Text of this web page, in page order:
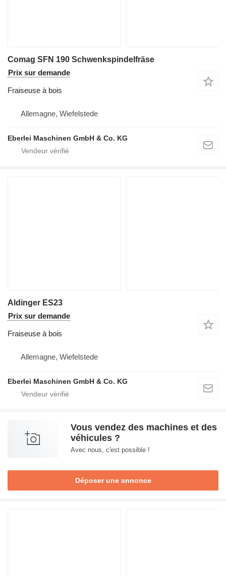
Comag SFN 190 Schwenkspindelfräse
Prix sur demande
Fraiseuse à bois
Allemagne, Wiefelstede
Eberlei Maschinen GmbH & Co. KG
Aldinger ES23
Prix sur demande
Fraiseuse à bois
Allemagne, Wiefelstede
Eberlei Maschinen GmbH & Co. KG
Vous vendez des machines et des
véhicules ?
Avec nous, c'est possible !
Déposer une annonce